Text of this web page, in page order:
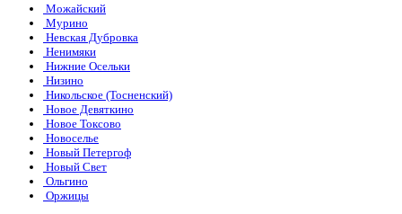
Можайский
Мурино
Невская Дубровка
Ненимяки
Нижние Осельки
Низино
Никольское (Тосненский)
Новое Девяткино
Новое Токсово
Новоселье
Новый Петергоф
Новый Свет
Ольгино
Оржицы